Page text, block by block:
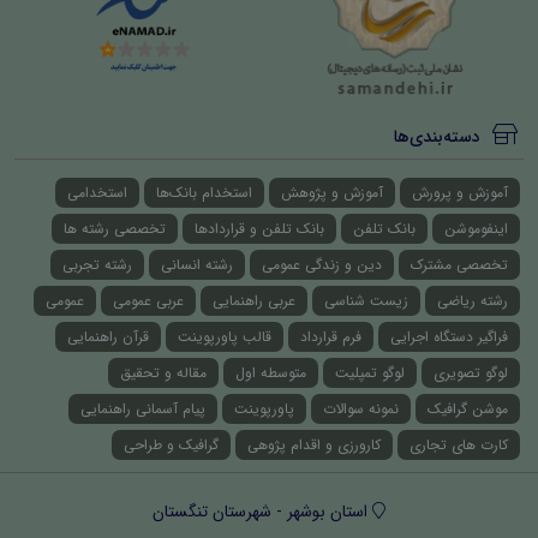
دسته‌بندی‌ها
آموزش و پرورش آموزش و پژوهش استخدام بانک‌ها
استخدامی
اینفوموشن
بانک تلفن بانک تلفن و قراردادها
تخصصی رشته ها
تخصصی مشترک
دین و زندگی عمومی رشته انسانی
رشته تجربی
رشته ریاضی
زیست شناسی عربی راهنمایی عربی عمومی
عمومی
فراگیر دستگاه اجرایی
فرم قرارداد قالب پاورپوینت
قرآن راهنمایی
لوگو تصویری
لوگو تمپلیت متوسطه اول
مقاله و تحقیق
موشن گرافیک
نمونه سوالات پاورپوینت
پیام آسمانی راهنمایی
کارت های تجاری
کارورزی و اقدام پژوهی گرافیک و طراحی
استان بوشهر - شهرستان تنگستان